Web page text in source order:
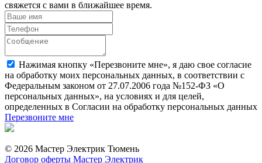
свяжется с вами в ближайшее время.
Нажимая кнопку «Перезвоните мне», я даю свое согласие
на обработку моих персональных данных, в соответствии с
Федеральным законом от 27.07.2006 года №152-ФЗ «О
персональных данных», на условиях и для целей,
определенных в Согласии на обработку персональных данных
Перезвоните мне
© 2026 Мастер Электрик Тюмень
Договор оферты Мастер Электрик